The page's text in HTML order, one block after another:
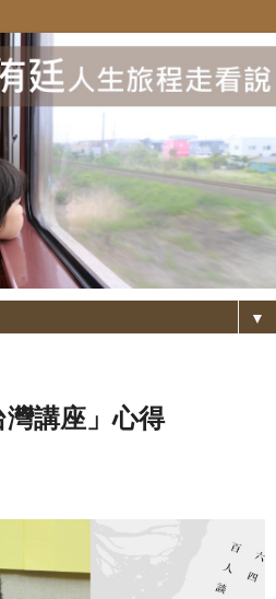
▼
講座」心得